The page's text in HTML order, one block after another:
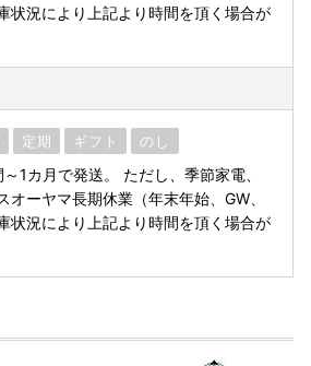
状況により上記より時間を頂く場合が
定期 ギフト のし
1カ月で発送。 ただし、季節家電、
オーヤマ長期休業（年末年始、GW、
状況により上記より時間を頂く場合が